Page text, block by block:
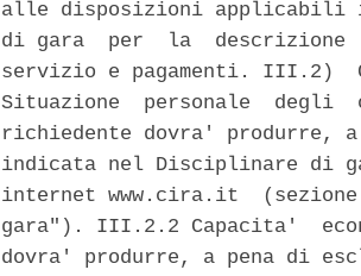
alle disposizioni applicabili
di gara  per  la
servizio e pagamenti. III.2)
Situazione  personale
richiedente dovra' produrre, a
indicata nel Disciplinare di
internet www.cira.it
gara"). III.2.2 Capacita'
dovra' produrre, a pena di